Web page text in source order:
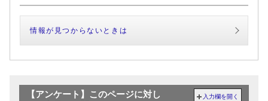
情報が見つからないときは
【アンケート】このページに対し
入力欄を開く